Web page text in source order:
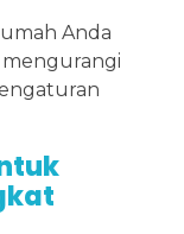
Anda
mengurangi